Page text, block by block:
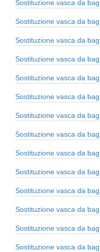
Sostituzione vasca da
Sostituzione vasca da
Sostituzione vasca da
Sostituzione vasca da
Sostituzione vasca da
Sostituzione vasca da
Sostituzione vasca da
Sostituzione vasca da
Sostituzione vasca da
Sostituzione vasca da
Sostituzione vasca da
Sostituzione vasca da
Sostituzione vasca da
Sostituzione vasca da